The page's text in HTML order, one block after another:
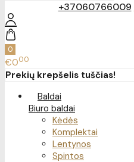
+37060766009
0
€000
Prekių krepšelis tuščias!
Baldai
Biuro baldai
Kėdės
Komplektai
Lentynos
Spintos